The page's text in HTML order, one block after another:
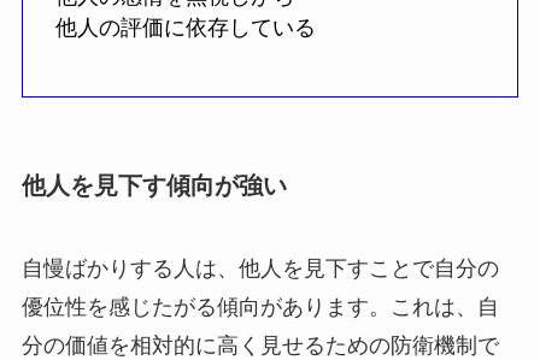
他人の評価に依存している
他人を見下す傾向が強い
自慢ばかりする人は、他人を見下すことで自分の
優位性を感じたがる傾向があります。これは、自
分の価値を相対的に高く見せるための防衛機制で